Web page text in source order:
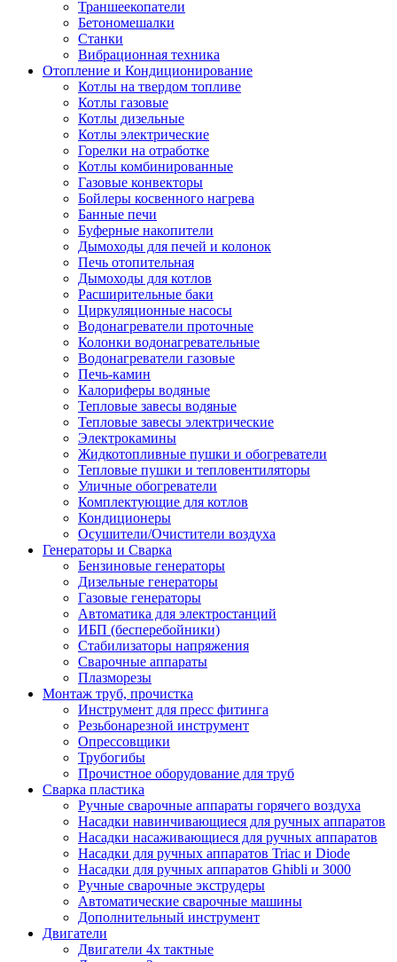
Траншеекопатели
Бетономешалки
Станки
Вибрационная техника
Отопление и Кондиционирование
Котлы на твердом топливе
Котлы газовые
Котлы дизельные
Котлы электрические
Горелки на отработке
Котлы комбинированные
Газовые конвекторы
Бойлеры косвенного нагрева
Банные печи
Буферные накопители
Дымоходы для печей и колонок
Печь отопительная
Дымоходы для котлов
Расширительные баки
Циркуляционные насосы
Водонагреватели проточные
Колонки водонагревательные
Водонагреватели газовые
Печь-камин
Калориферы водяные
Тепловые завесы водяные
Тепловые завесы электрические
Электрокамины
Жидкотопливные пушки и обогреватели
Тепловые пушки и тепловентиляторы
Уличные обогреватели
Комплектующие для котлов
Кондиционеры
Осушители/Очистители воздуха
Генераторы и Сварка
Бензиновые генераторы
Дизельные генераторы
Газовые генераторы
Автоматика для электростанций
ИБП (бесперебойники)
Стабилизаторы напряжения
Сварочные аппараты
Плазморезы
Монтаж труб, прочистка
Инструмент для пресс фитинга
Резьбонарезной инструмент
Опрессовщики
Трубогибы
Прочистное оборудование для труб
Сварка пластика
Ручные сварочные аппараты горячего воздуха
Насадки навинчивающиеся для ручных аппаратов
Насадки насаживающиеся для ручных аппаратов
Насадки для ручных аппаратов Triac и Diode
Насадки для ручных аппаратов Ghibli и 3000
Ручные сварочные экструдеры
Автоматические сварочные машины
Дополнительный инструмент
Двигатели
Двигатели 4х тактные